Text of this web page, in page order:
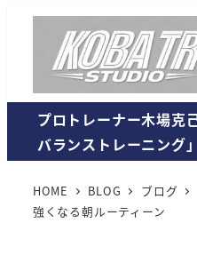
プロトレーナー木場克
バランストレーニング」
HOME BLOG ブログ
強くなる朝ルーティーン